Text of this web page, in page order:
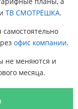
ТВ СМОТРЁШКА.
офис компании.
не меняются и
месяца.